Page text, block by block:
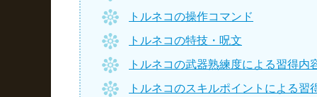
トルネコの操作コマンド
トルネコの特技・呪文
トルネコの武器熟練度による習得内
トルネコのスキルポイントによる習